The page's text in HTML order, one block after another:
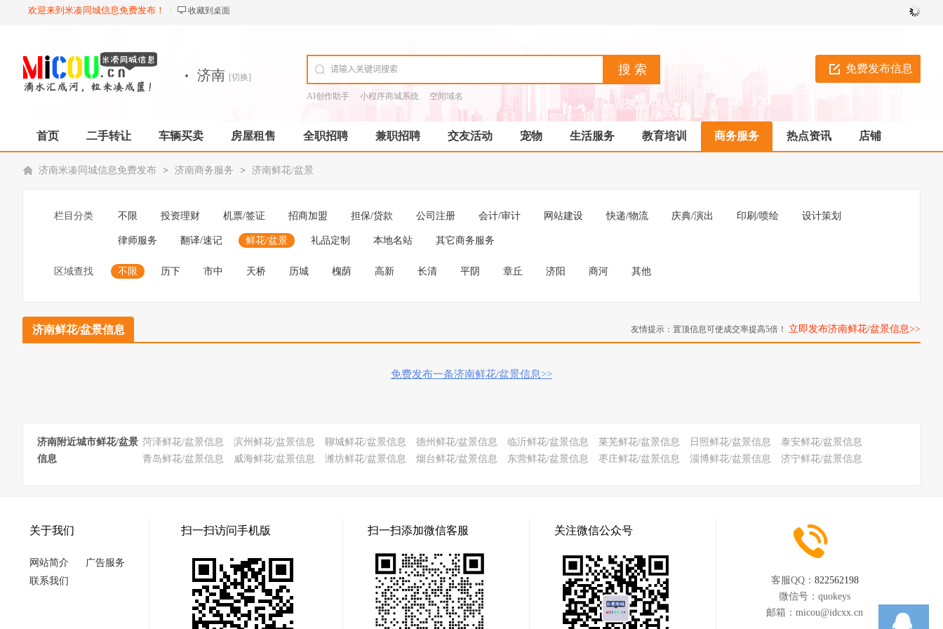
欢迎来到米凑同城信息免费发布！ 收藏到桌面
免费发布信息
· 济南 [切换]
AI创作助手
小程序商城系统 空间域名
首页 二手转让 车辆买卖 房屋租售 全职招聘 兼职招聘 交友活动 宠物 生活服务 教育培训 商务服务 热点资讯 店铺
济南米凑同城信息免费发布 > 济南商务服务 > 济南鲜花/盆景
栏目分类 不限 投资理财 机票/签证 招商加盟 担保/贷款 公司注册 会计/审计 网站建设 快递/物流 庆典/演出 印刷/喷绘 设计策划
律师服务 翻译/速记 鲜花/盆景 礼品定制 本地名站 其它商务服务
区域查找 不限 历下 市中 天桥 历城 槐荫 高新 长清 平阴 章丘 济阳 商河 其他
济南鲜花/盆景信息 友情提示：置顶信息可使成交率提高5倍！ 立即发布济南鲜花/盆景信息>>
免费发布一条济南鲜花/盆景信息>>
济南附近城市鲜花/盆景
信息
菏泽鲜花/盆景信息 滨州鲜花/盆景信息 聊城鲜花/盆景信息 德州鲜花/盆景信息 临沂鲜花/盆景信息 莱芜鲜花/盆景信息 日照鲜花/盆景信息
泰安鲜花/盆景信息
青岛鲜花/盆景信息
威海鲜花/盆景信息 潍坊鲜花/盆景信息 烟台鲜花/盆景信息 东营鲜花/盆景信息 枣庄鲜花/盆景信息 淄博鲜花/盆景信息 济宁鲜花/盆景信息
关于我们
网站简介
广告服务
联系我们
扫一扫访问手机版 扫一扫添加微信客服 关注微信公众号
客服QQ： 822562198
微信号： quokeys
邮箱： micou@idcxx.cn